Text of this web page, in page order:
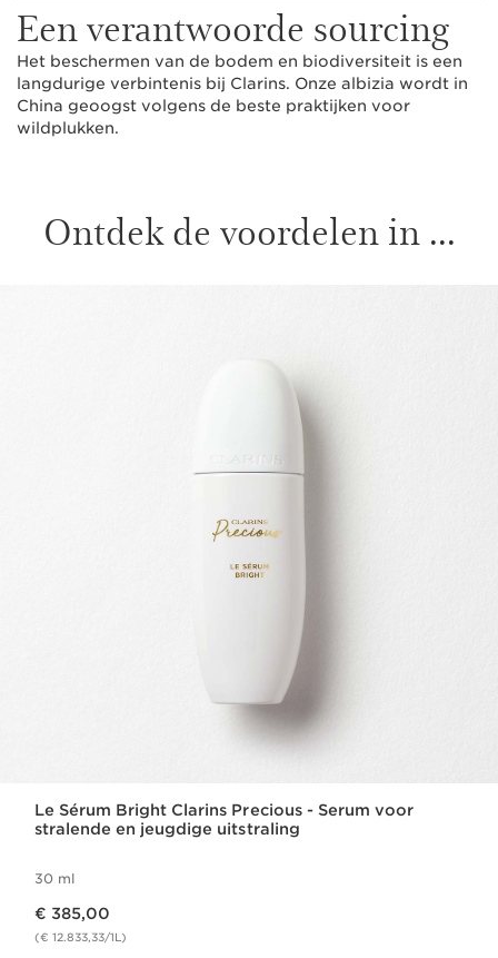
Een verantwoorde sourcing
Het beschermen van de bodem en biodiversiteit is een
langdurige verbintenis bij Clarins. Onze albizia wordt in
China geoogst volgens de beste praktijken voor
wildplukken.
Ontdek de voordelen in ...
Le Sérum Bright Clarins Precious - Serum voor
stralende en jeugdige uitstraling
30 ml
€ 385,00
(€ 12.833,33/1L)